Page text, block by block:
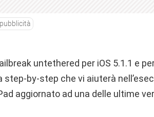
untethered per iOS 5.1.1 e per
by-step che vi aiuterà
aggiornato ad una delle ultime